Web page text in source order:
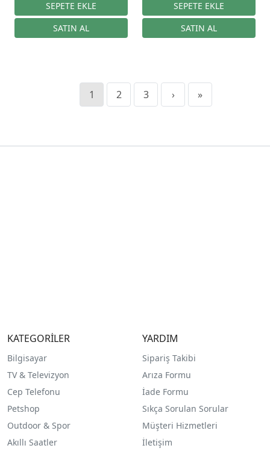
1 2 3 › »
KATEGORİLER
Bilgisayar
TV & Televizyon
Cep Telefonu
Petshop
Outdoor & Spor
Akıllı Saatler
YARDIM
Sipariş Takibi
Arıza Formu
İade Formu
Sıkça Sorulan Sorular
Müşteri Hizmetleri
İletişim